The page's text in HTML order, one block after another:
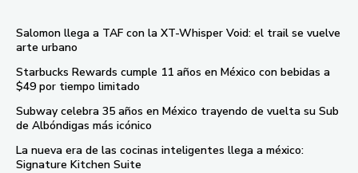
Salomon llega a TAF con la XT-Whisper Void: el trail se vuelve
arte urbano
Starbucks Rewards cumple 11 años en México con bebidas a
$49 por tiempo limitado
Subway celebra 35 años en México trayendo de vuelta su Sub
de Albóndigas más icónico
La nueva era de las cocinas inteligentes llega a méxico:
Signature Kitchen Suite